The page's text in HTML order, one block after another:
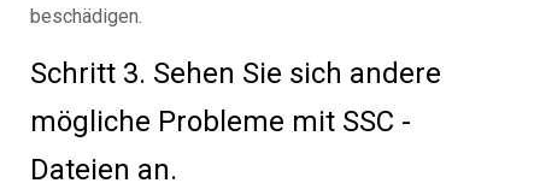
beschädigen.
Schritt 3. Sehen Sie sich andere
mögliche Probleme mit SSC -
Dateien an.